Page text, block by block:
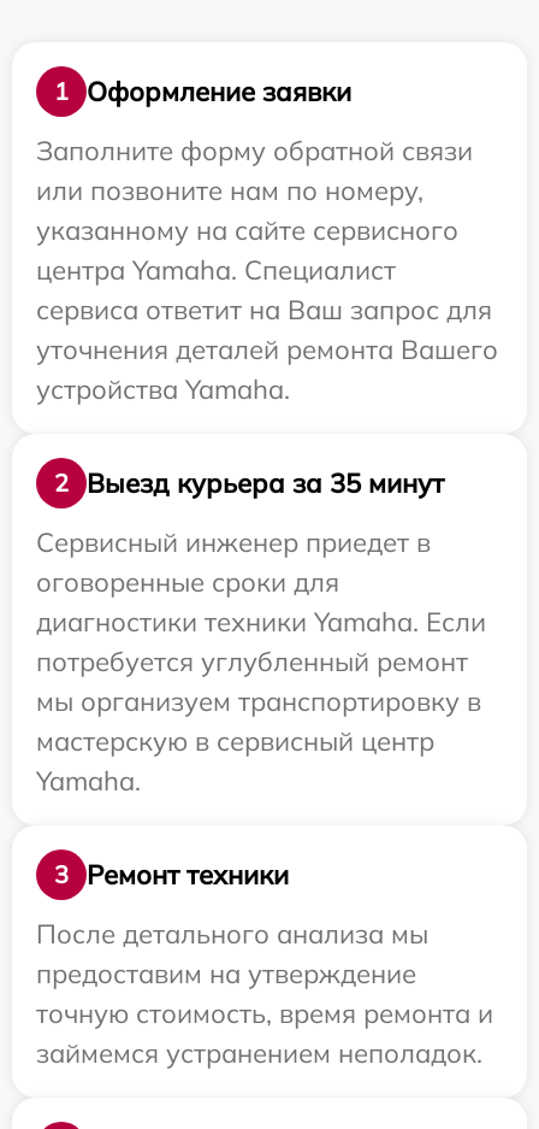
1
Оформление заявки
Заполните форму обратной связи
или позвоните нам по номеру,
указанному на сайте сервисного
центра Yamaha. Специалист
сервиса ответит на Ваш запрос для
уточнения деталей ремонта Вашего
устройства Yamaha.
2
Выезд курьера за 35 минут
Сервисный инженер приедет в
оговоренные сроки для
диагностики техники Yamaha. Если
потребуется углубленный ремонт
мы организуем транспортировку в
мастерскую в сервисный центр
Yamaha.
3
Ремонт техники
После детального анализа мы
предоставим на утверждение
точную стоимость, время ремонта и
займемся устранением неполадок.